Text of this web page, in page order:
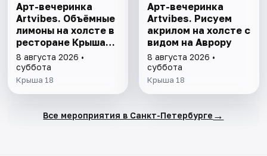
Арт-вечеринка
Artvibes. Объёмные
лимоны на холсте в
ресторане Крыша
18
8 августа 2026 •
суббота
Крыша 18
Арт-вечеринка
Artvibes. Рисуем
акрилом на холсте с
видом на Аврору
8 августа 2026 •
суббота
Крыша 18
Все мероприятия в Санкт-Петербурге →